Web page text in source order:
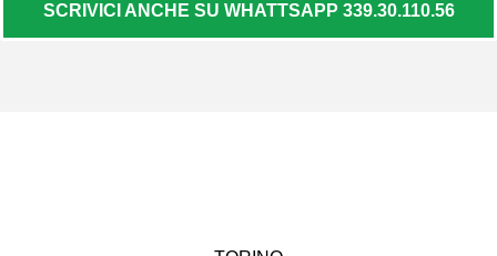
SCRIVICI ANCHE SU WHATTSAPP 339.30.110.56